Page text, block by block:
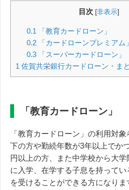
目次 [非表示]
0.1 「教育カードローン」
0.2「カードローンプレミアム」
0.3「スーパーカードローン」
1 佐賀共栄銀行カードローン・ま
「教育カードローン」
「教育カードローン」の利用対
下の方や勤続年数が3年以上でか
円以上の方、また中学校から大
に入学、在学する子息を持って
を受けることができる方になり